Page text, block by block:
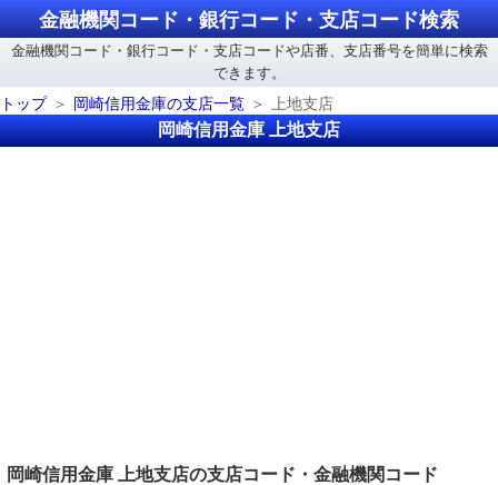
金融機関コード・銀行コード・支店コード検索
金融機関コード・銀行コード・支店コードや店番、支店番号を簡単に検索
できます。
トップ
岡崎信用金庫の支店一覧 上地支店
岡崎信用金庫 上地支店
岡崎信用金庫 上地支店の支店コード・金融機関コード